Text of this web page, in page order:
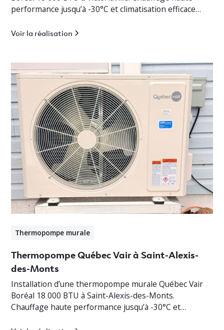
performance jusqu’à -30°C et climatisation efficace
Voir la réalisation
Thermopompe murale
Thermopompe Québec Vair à Saint-Alexis-
des-Monts
Installation d’une thermopompe murale Québec Vair
Boréal 18 000 BTU à Saint-Alexis-des-Monts.
Chauffage haute performance jusqu’à -30°C et